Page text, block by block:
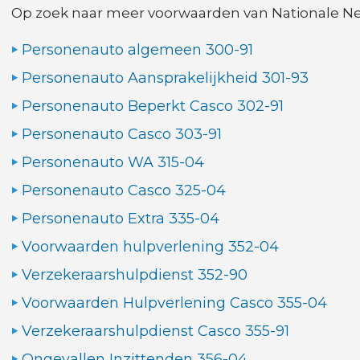
Op zoek naar meer voorwaarden van Nationale
Personenauto algemeen 300-91
Personenauto Aansprakelijkheid 301-93
Personenauto Beperkt Casco 302-91
Personenauto Casco 303-91
Personenauto WA 315-04
Personenauto Casco 325-04
Personenauto Extra 335-04
Voorwaarden hulpverlening 352-04
Verzekeraarshulpdienst 352-90
Voorwaarden Hulpverlening Casco 355-04
Verzekeraarshulpdienst Casco 355-91